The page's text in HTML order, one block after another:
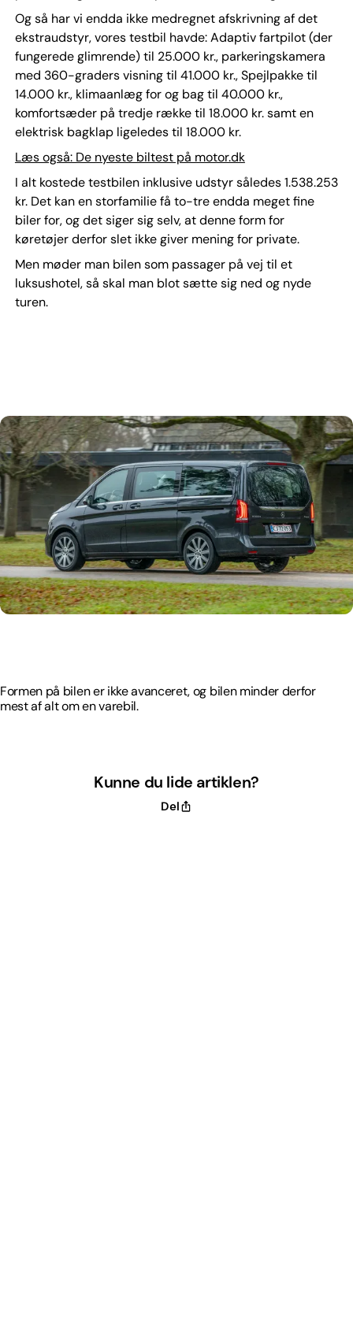
Og så har vi endda ikke medregnet afskrivning af det
ekstraudstyr, vores testbil havde: Adaptiv fartpilot (der
fungerede glimrende) til 25.000 kr., parkeringskamera
med 360-graders visning til 41.000 kr., Spejlpakke til
14.000 kr., klimaanlæg for og bag til 40.000 kr.,
komfortsæder på tredje række til 18.000 kr. samt en
elektrisk bagklap ligeledes til 18.000 kr.
Læs også: De nyeste biltest på motor.dk
I alt kostede testbilen inklusive udstyr således 1.538.253
kr. Det kan en storfamilie få to-tre endda meget fine
biler for, og det siger sig selv, at denne form for
køretøjer derfor slet ikke giver mening for private.
Men møder man bilen som passager på vej til et
luksushotel, så skal man blot sætte sig ned og nyde
turen.
Formen på bilen er ikke avanceret, og bilen minder derfor
mest af alt om en varebil.
Kunne du lide artiklen?
Del